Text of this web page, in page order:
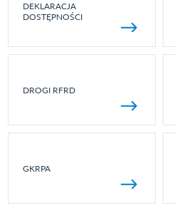
DEKLARACJA
DOSTĘPNOŚCI
DROGI RFRD
GKRPA